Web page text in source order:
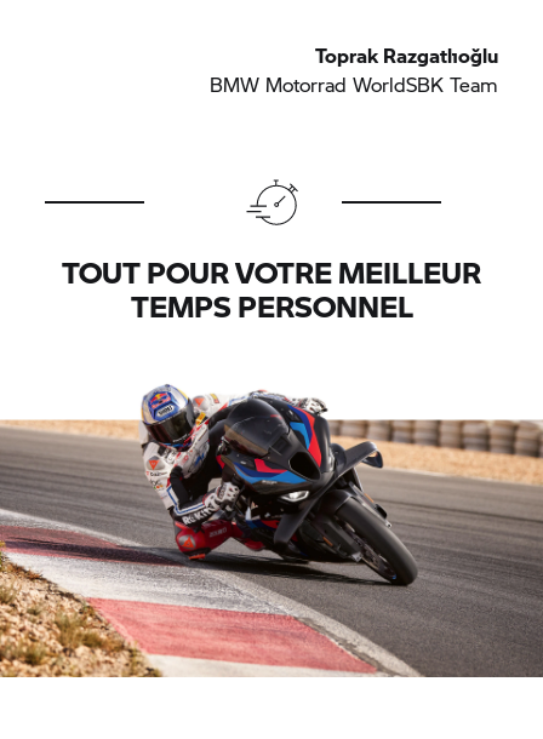
Toprak Razgatlıoğlu
BMW Motorrad WorldSBK Team
TOUT POUR VOTRE MEILLEUR
TEMPS PERSONNEL